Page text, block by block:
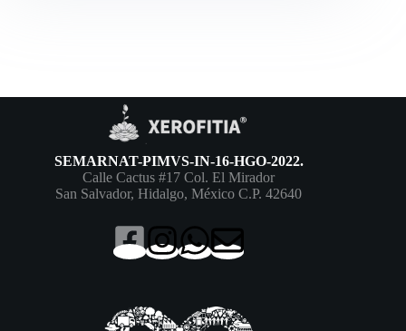
SEMARNAT-PIMVS-IN-16-HGO-2022.
Calle Cactus #17 Col. El Mirador
San Salvador, Hidalgo, México C.P. 42640